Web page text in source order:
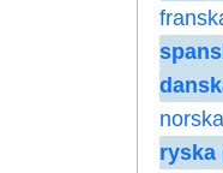
ryska